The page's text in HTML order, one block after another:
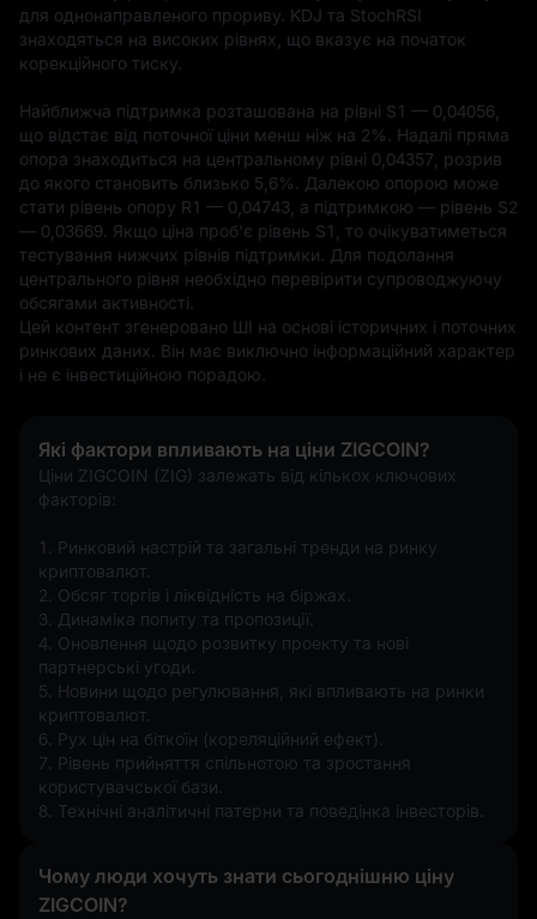
для однонаправленого прориву. KDJ та StochRSI
знаходяться на високих рівнях, що вказує на початок
корекційного тиску.
Найближча підтримка розташована на рівні S1 — 0,04056,
що відстає від поточної ціни менш ніж на 2%. Надалі пряма
опора знаходиться на центральному рівні 0,04357, розрив
до якого становить близько 5,6%. Далекою опорою може
стати рівень опору R1 — 0,04743, а підтримкою — рівень S2
— 0,03669. Якщо ціна проб'є рівень S1, то очікуватиметься
тестування нижчих рівнів підтримки. Для подолання
центрального рівня необхідно перевірити супроводжуючу
обсягами активності.
Цей контент згенеровано ШІ на основі історичних і поточних
ринкових даних. Він має виключно інформаційний характер
і не є інвестиційною порадою.
Які фактори впливають на ціни ZIGCOIN?
Ціни ZIGCOIN (ZIG) залежать від кількох ключових
факторів:
1. Ринковий настрій та загальні тренди на ринку
криптовалют.
2. Обсяг торгів і ліквідність на біржах.
3. Динаміка попиту та пропозиції.
4. Оновлення щодо розвитку проекту та нові
партнерські угоди.
5. Новини щодо регулювання, які впливають на ринки
криптовалют.
6. Рух цін на біткоїн (кореляційний ефект).
7. Рівень прийняття спільнотою та зростання
користувачської бази.
8. Технічні аналітичні патерни та поведінка інвесторів.
Чому люди хочуть знати сьогоднішню ціну
ZIGCOIN?